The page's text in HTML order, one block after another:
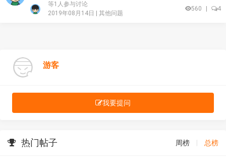
等1人参与讨论
2019年08月14日 | 其他问题
560 4
游客
我要提问
热门帖子 周榜 总榜